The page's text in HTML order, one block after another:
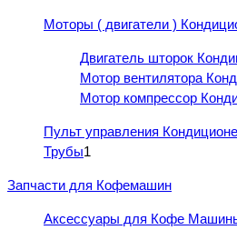
Моторы ( двигатели )
Двигатель шторок
Мотор вентилятора
Мотор компрессор
Пульт управления
Трубы1
Запчасти для Кофемашин
Аксессуары для Кофе